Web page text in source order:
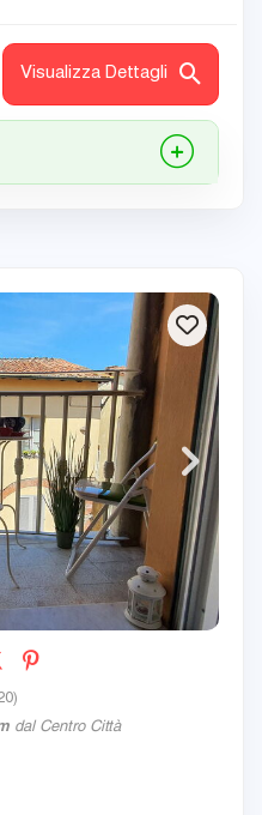
Visualizza Dettagli
dal Centro Città